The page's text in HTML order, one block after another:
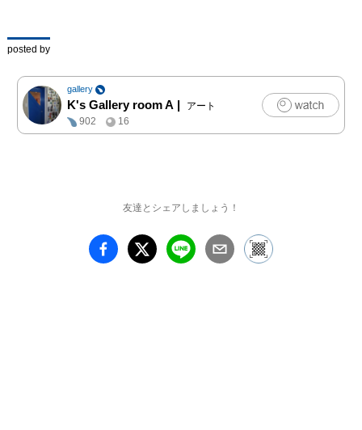
posted by
gallery
K's Gallery room A |
アート
902
16
友達とシェアしましょう！